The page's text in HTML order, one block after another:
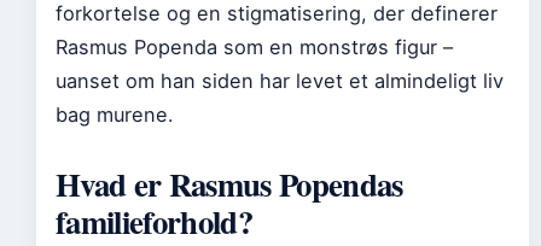
forkortelse og en stigmatisering, der definerer
Rasmus Popenda som en monstrøs figur –
uanset om han siden har levet et almindeligt liv
bag murene.
Hvad er Rasmus Popendas
familieforhold?